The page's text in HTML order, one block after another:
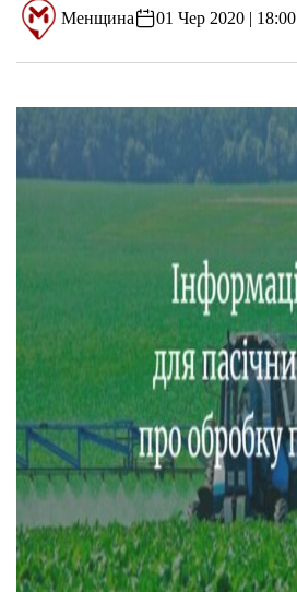
Менщина 01 Чер 2020 | 18:00